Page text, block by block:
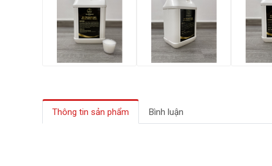
Thông tin sản phẩm Bình luận